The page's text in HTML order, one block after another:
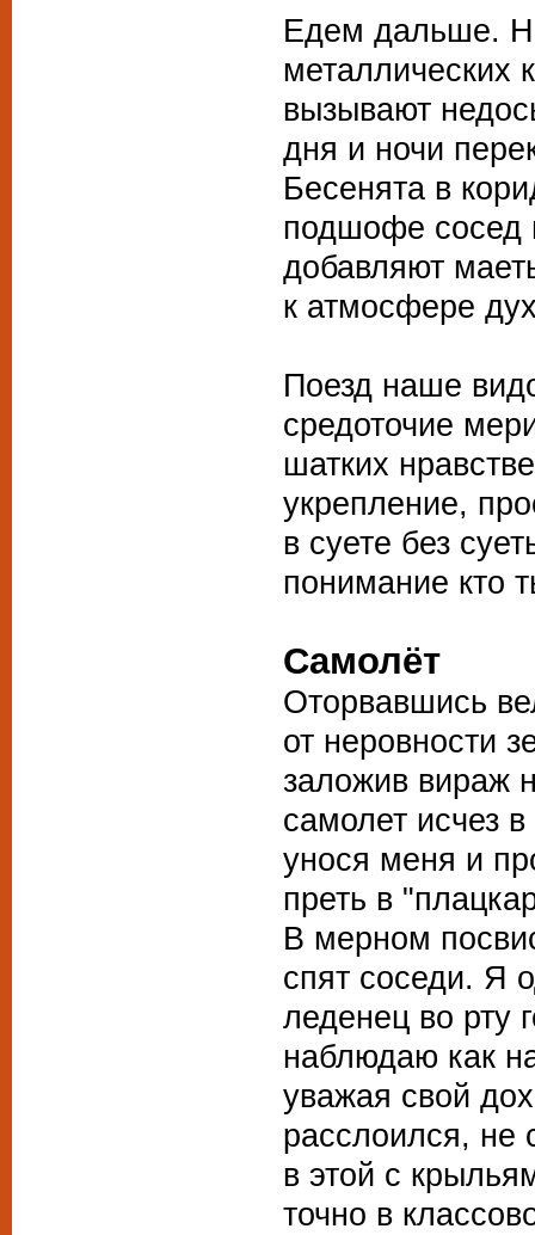
Едем дальше.
металлических
вызывают
дня и ночи
Бесенята в
подшофе сосед
добавляют
к атмосфере
Поезд наше
средоточие
шатких
укрепление,
в суете без
понимание кто
Самолёт
Оторвавшись
от неровности
заложив вираж
самолет исчез
унося меня и
преть в
В мерном
спят соседи. Я
леденец во рту
наблюдаю как
уважая свой
расслоился, не
в этой с
точно в